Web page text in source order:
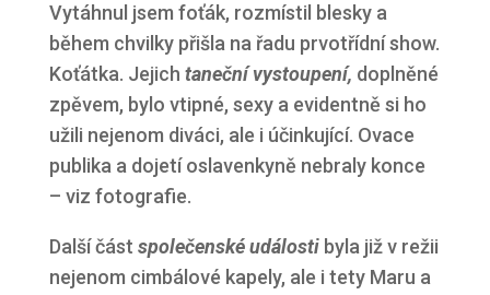
Vytáhnul jsem foťák, rozmístil blesky a
během chvilky přišla na řadu prvotřídní show.
Koťátka. Jejich taneční vystoupení, doplněné
zpěvem, bylo vtipné, sexy a evidentně si ho
užili nejenom diváci, ale i účinkující. Ovace
publika a dojetí oslavenkyně nebraly konce
– viz fotografie.
Další část společenské událostibyla již v režii
nejenom cimbálové kapely, ale i tety Maru a